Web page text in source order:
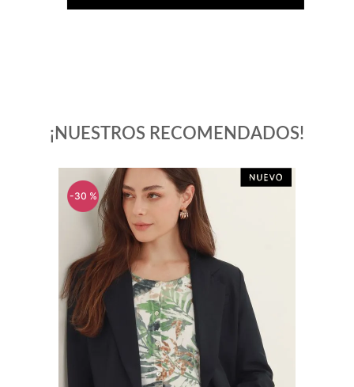
¡NUESTROS RECOMENDADOS!
-30 %